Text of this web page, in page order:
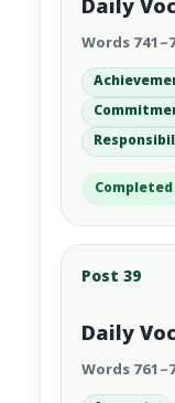
Daily
Words
Completed
Post 39
Daily
Words